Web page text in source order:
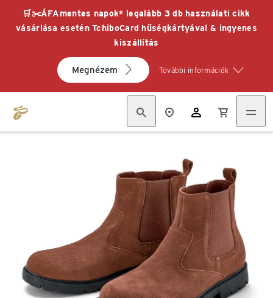
🛒✂️ÁFAmentes napok* legalább 3 db használati cikk
vásárlása esetén TchiboCard hűségkártyával & ingyenes
kiszállítás
Megnézem További információk